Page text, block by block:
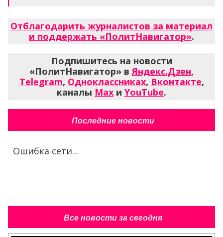
Отблагодарить журналистов за материал
и поддержать «ПолитНавигатор».
Подпишитесь на новости
«ПолитНавигатор» вЯндекс.Дзен,
Telegram, Одноклассниках, Вконтакте,
каналы Max и YouTube.
Последние новости
Ошибка сети...
Все новости за сегодня